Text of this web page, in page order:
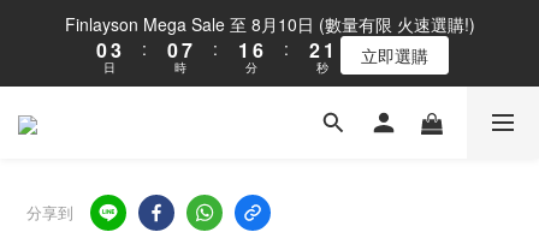
Finlayson Mega Sale 至 8月10日 (數量有限 火速選購!)
1
0
4
3
2
日
:
1
0
8
7
6
1
0
時
:
2
1
0
7
6
5
0
分
:
3
2
1
2
1
0
秒 立即選購
分享到